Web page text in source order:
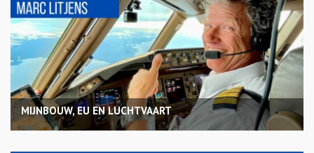
MIJNBOUW, EU EN LUCHTVAART